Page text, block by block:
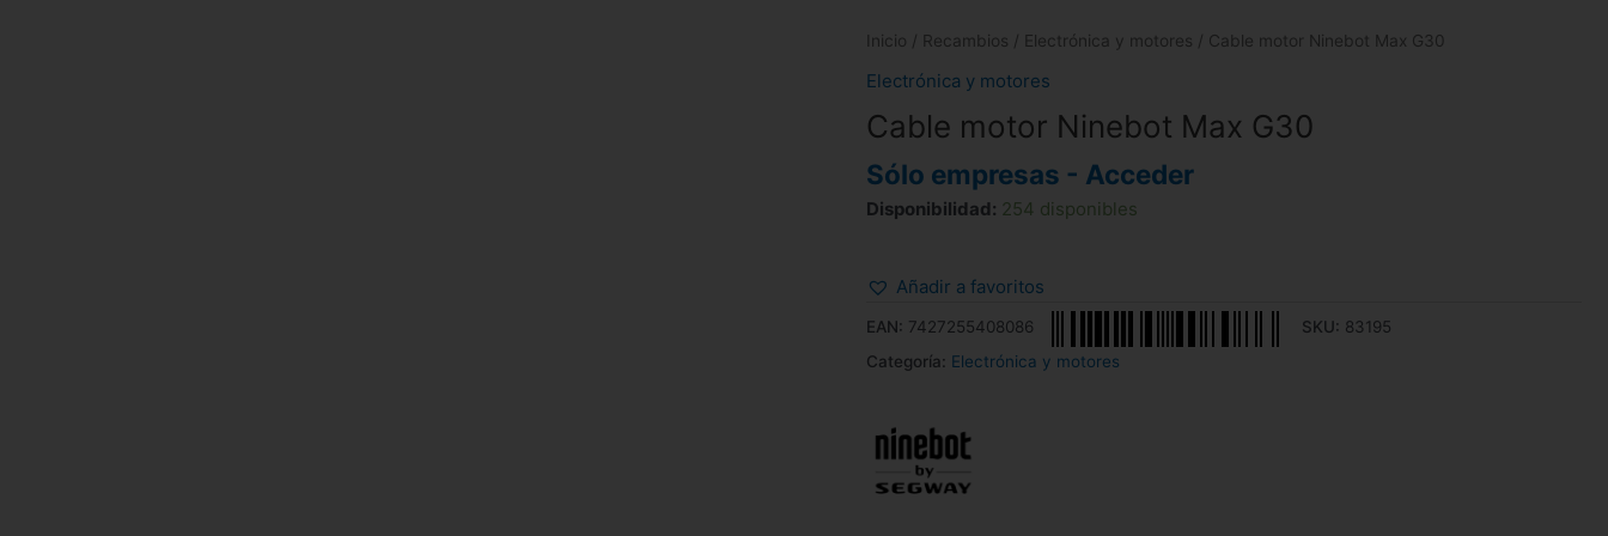
Inicio / Recambios / Electrónica y motores / Cable motor Ninebot Max G30
Electrónica y motores
Cable motor Ninebot Max G30
Sólo empresas - Acceder
Disponibilidad: 254 disponibles
Añadir a favoritos
EAN: 7427255408086 SKU: 83195
Categoría: Electrónica y motores